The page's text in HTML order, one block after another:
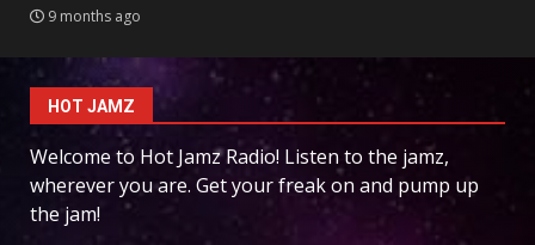
9 months ago
HOT JAMZ
Welcome to Hot Jamz Radio! Listen to the jamz,
wherever you are. Get your freak on and pump up
the jam!